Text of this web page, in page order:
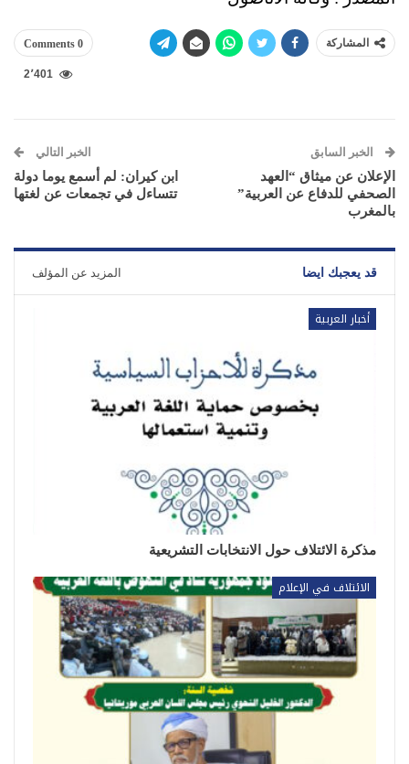
المشاركة 0 Comments
2٬401
الخبر السابق
الإعلان عن ميثاق “العهد
الصحفي للدفاع عن العربية”
بالمغرب
الخبر التالي
ابن كيران: لم أسمع يوما دولة
تتساءل في تجمعات عن لغتها
قد يعجبك ايضا المزيد عن المؤلف
أخبار العربية
مذكرة الائتلاف حول الانتخابات التشريعية
الائتلاف في الإعلام